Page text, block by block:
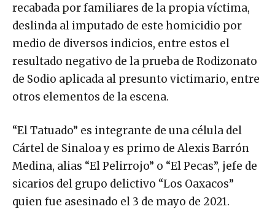
recabada por familiares de la propia víctima,
deslinda al imputado de este homicidio por
medio de diversos indicios, entre estos el
resultado negativo de la prueba de Rodizonato
de Sodio aplicada al presunto victimario, entre
otros elementos de la escena.
“El Tatuado” es integrante de una célula del
Cártel de Sinaloa y es primo de Alexis Barrón
Medina, alias “El Pelirrojo” o “El Pecas”, jefe de
sicarios del grupo delictivo “Los Oaxacos”
quien fue asesinado el 3 de mayo de 2021.